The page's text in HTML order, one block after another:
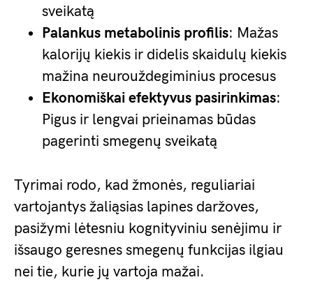
sveikatą
Palankus metabolinis profilis: Mažas
kalorijų kiekis ir didelis skaidulų kiekis
mažina neurouždegiminius procesus
Ekonomiškai efektyvus pasirinkimas:
Pigus ir lengvai prieinamas būdas
pagerinti smegenų sveikatą
Tyrimai rodo, kad žmonės, reguliariai
vartojantys žaliąsias lapines daržoves,
pasižymi lėtesniu kognityviniu senėjimu ir
išsaugo geresnes smegenų funkcijas ilgiau
nei tie, kurie jų vartoja mažai.